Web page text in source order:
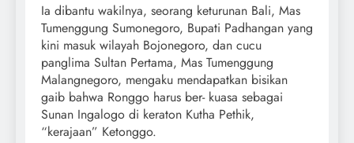
Ia dibantu wakilnya, seorang keturunan Bali, Mas
Tumenggung Sumonegoro, Bupati Padhangan yang
kini masuk wilayah Bojonegoro, dan cucu
panglima Sultan Pertama, Mas Tumenggung
Malangnegoro, mengaku mendapatkan bisikan
gaib bahwa Ronggo harus ber- kuasa sebagai
Sunan Ingalogo di keraton Kutha Pethik,
“kerajaan” Ketonggo.